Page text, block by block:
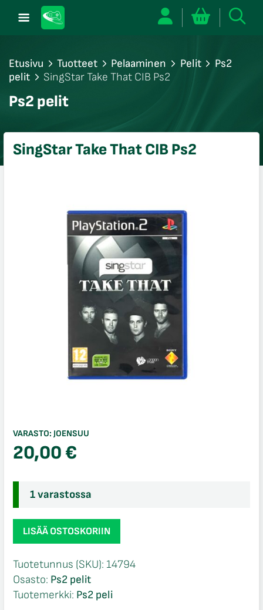
Etusivu Tuotteet Pelaaminen Pelit
Ps2
pelit
SingStar Take That CIB Ps2
Ps2 pelit
SingStar Take That CIB Ps2
VARASTO: JOENSUU
20,00€
1 varastossa
SingStar
Take
CIB
Ps2
määrä
LISÄÄ OSTOSKORIIN
Tuotetunnus (SKU): 14794
Osasto: Ps2 pelit
Tuotemerkki: Ps2 peli
sulje
sulje